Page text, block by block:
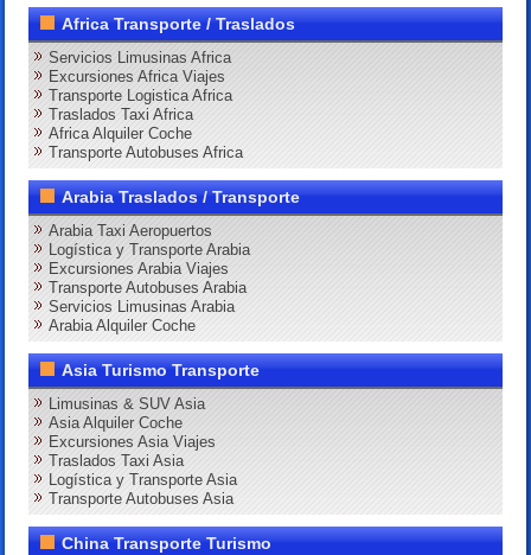
Africa Transporte / Traslados
Servicios Limusinas Africa
Excursiones Africa Viajes
Transporte Logistica Africa
Traslados Taxi Africa
Africa Alquiler Coche
Transporte Autobuses Africa
Arabia Traslados / Transporte
Arabia Taxi Aeropuertos
Logística y Transporte Arabia
Excursiones Arabia Viajes
Transporte Autobuses Arabia
Servicios Limusinas Arabia
Arabia Alquiler Coche
Asia Turismo Transporte
Limusinas & SUV Asia
Asia Alquiler Coche
Excursiones Asia Viajes
Traslados Taxi Asia
Logística y Transporte Asia
Transporte Autobuses Asia
China Transporte Turismo